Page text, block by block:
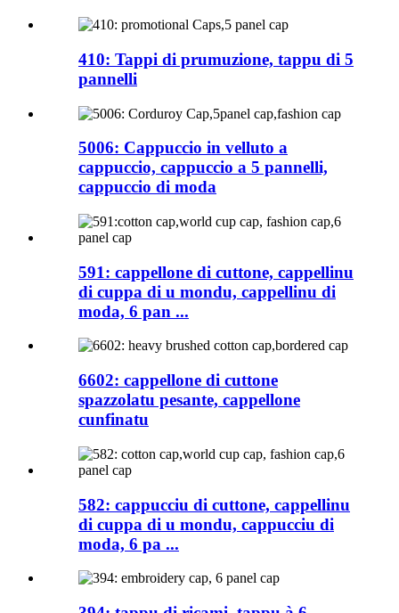
410: Tappi di prumuzione, tappu di 5
pannelli
5006: Cappuccio in velluto a
cappuccio, cappuccio a 5 pannelli,
cappuccio di moda
591: cappellone di cuttone, cappellinu
di cuppa di u mondu, cappellinu di
moda, 6 pan ...
6602: cappellone di cuttone
spazzolatu pesante, cappellone
cunfinatu
582: cappucciu di cuttone, cappellinu
di cuppa di u mondu, cappucciu di
moda, 6 pa ...